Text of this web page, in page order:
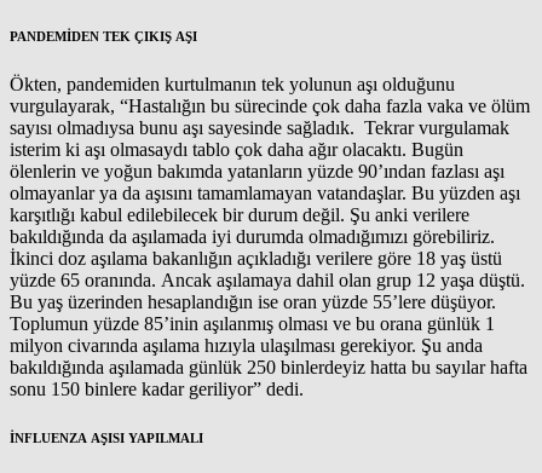
PANDEMİDEN TEK ÇIKIŞ AŞI
Ökten, pandemiden kurtulmanın tek yolunun aşı olduğunu
vurgulayarak, “Hastalığın bu sürecinde çok daha fazla vaka ve ölüm
sayısı olmadıysa bunu aşı sayesinde sağladık. Tekrar vurgulamak
isterim ki aşı olmasaydı tablo çok daha ağır olacaktı. Bugün
ölenlerin ve yoğun bakımda yatanların yüzde 90’ından fazlası aşı
olmayanlar ya da aşısını tamamlamayan vatandaşlar. Bu yüzden aşı
karşıtlığı kabul edilebilecek bir durum değil. Şu anki verilere
bakıldığında da aşılamada iyi durumda olmadığımızı görebiliriz.
İkinci doz aşılama bakanlığın açıkladığı verilere göre 18 yaş üstü
yüzde 65 oranında. Ancak aşılamaya dahil olan grup 12 yaşa düştü.
Bu yaş üzerinden hesaplandığın ise oran yüzde 55’lere düşüyor.
Toplumun yüzde 85’inin aşılanmış olması ve bu orana günlük 1
milyon civarında aşılama hızıyla ulaşılması gerekiyor. Şu anda
bakıldığında aşılamada günlük 250 binlerdeyiz hatta bu sayılar hafta
sonu 150 binlere kadar geriliyor” dedi.
İNFLUENZA AŞISI YAPILMALI